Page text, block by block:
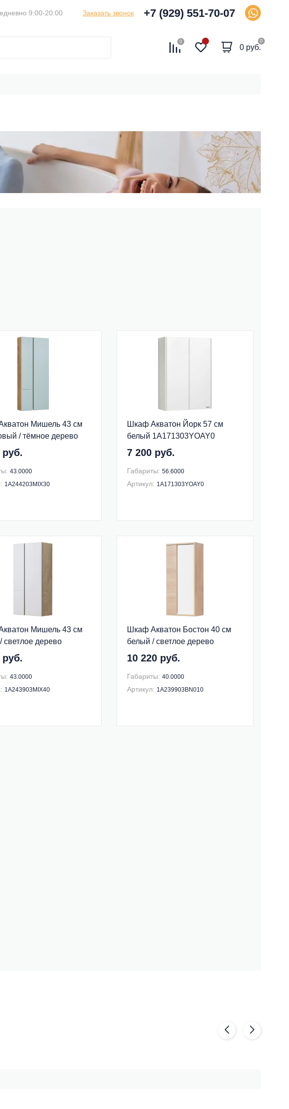
9:00-20:00 Заказать звонок +7 (929) 551-70-07
0 0
0 руб.
Мишель 43 см
/ тёмное дерево
руб.
43.0000
1A244203MIX30
Шкаф Акватон Йорк 57 см
белый 1A171303YOAY0
7 200 руб.
Габариты: 56.6000
Артикул: 1A171303YOAY0
Мишель 43 см
светлое дерево
руб.
43.0000
1A243903MIX40
Шкаф Акватон Бостон 40 см
белый / светлое дерево
1A239903BN010 левый
10 220 руб.
Габариты: 40.0000
Артикул: 1A239903BN010